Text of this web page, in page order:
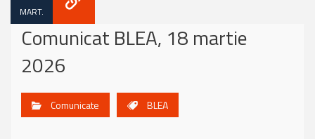
MART.
Comunicat BLEA, 18 martie
2026
Comunicate BLEA